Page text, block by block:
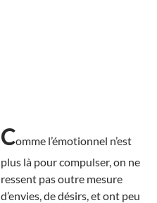
Comme l’émotionnel n’est
plus là pour compulser, on ne
ressent pas outre mesure
d’envies, de désirs, et ont peu